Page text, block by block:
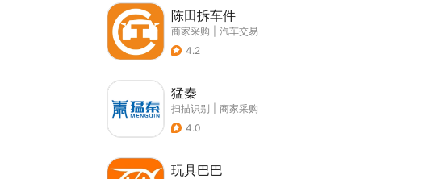
陈田拆车件
商家采购
汽车交易
4.2
猛秦
扫描识别
商家采购
4.0
玩具巴巴